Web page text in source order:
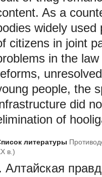
As a
widely
citizens in joint
in the
people, the
did
of
литературы
в.)
Алтайская